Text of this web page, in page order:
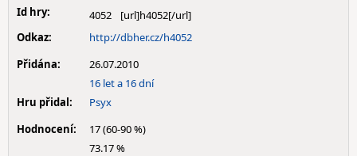
Id hry:
4052
Odkaz:
http://dbher.cz/h4052
Přidána:
26.07.2010
16 let a 16 dní
Hru přidal:
Psyx
Hodnocení:
17 (60-90 %)
73.17 %